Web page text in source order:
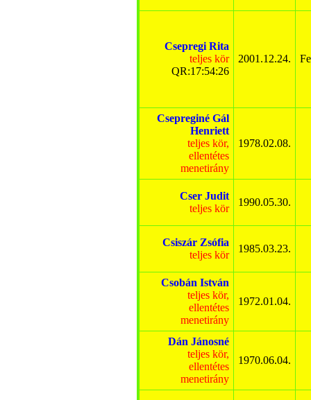
Csepregi Rita
teljes kör
QR:17:54:26
2001.12.24.
Csepreginé Gál
Henriett
teljes kör,
ellentétes
menetirány
1978.02.08.
Cser Judit
teljes kör
1990.05.30.
Csiszár Zsófia
teljes kör
1985.03.23.
Csobán István
teljes kör,
ellentétes
menetirány
1972.01.04.
Dán Jánosné
teljes kör,
ellentétes
menetirány
1970.06.04.